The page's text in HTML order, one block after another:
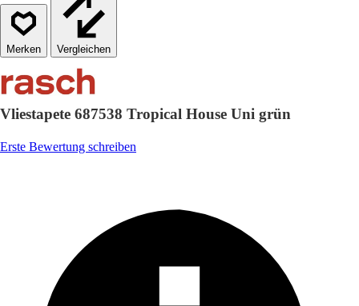
Vergleichen
Vliestapete 687538 Tropical House Uni grün
Erste Bewertung schreiben